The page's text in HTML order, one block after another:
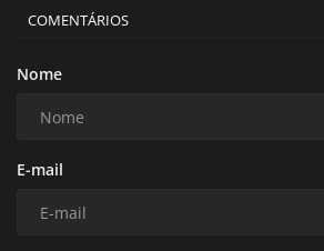
COMENTÁRIOS
Nome
E-mail